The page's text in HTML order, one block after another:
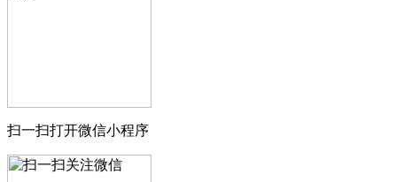
扫一扫打开微信小程序